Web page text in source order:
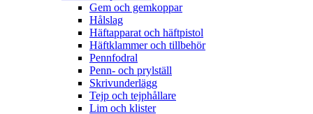
Gem och gemkoppar
Hålslag
Häftapparat och häftpistol
Häftklammer och tillbehör
Pennfodral
Penn- och prylställ
Skrivunderlägg
Tejp och tejphållare
Lim och klister